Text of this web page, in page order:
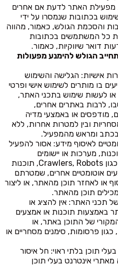
מפעילת האתר לדעת אם אחרים
בכתובות שנמסרו על ידי
והסכמת הגולש, כאמור, מהווה
כל המשתמשים בכתובות
דואר שיווקיות, כאמור.
הגולש להימנע מפעולות
אישיות: הגלישה והשימוש
בו מותרים לשימוש אישי ופרטי
לעשות שימוש בתכני האתר,
לרבות באתרים אחרים,
מודפסים או באמצעי מדיה
ובין למטרות אחרות, ללא
ומראש מהמפעיל.
לאיסוף מידע: אסור להפעיל
מערכות או יישומים
ממוחשבים מכל סוג, כגון Crawlers, Robots, תוכנות
אוטומטיים אחרים, שמטרתם
או לאחזר תוכן מהאתר, או ליצור
תוכן מהאתר.
תכני האתר: אין להציג או
באמצעות תוכנות או אמצעים
של התוכן באתר, או
פרסומות, סימנים מסחריים או
תוכן בלתי ראוי: חל איסור
מאתרי אינטרנט בעלי תוכן